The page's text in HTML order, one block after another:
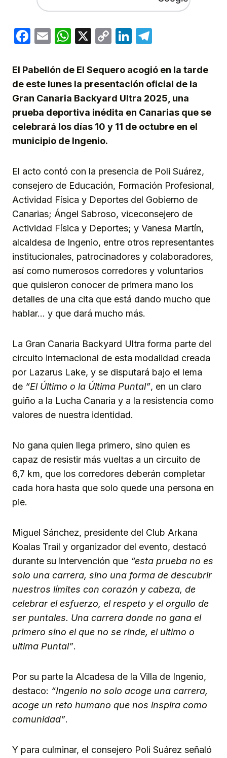
Facebook
EmailWhatsApp
X
CopyLinkedIn
El Pabellón de El Sequero acogió en la tarde
de este lunes la presentación oficial de la
Gran Canaria Backyard Ultra 2025, una
prueba deportiva inédita en Canarias que se
celebrará los días 10 y 11 de octubre en el
municipio de Ingenio.
El acto contó con la presencia de Poli Suárez,
consejero de Educación, Formación Profesional,
Actividad Física y Deportes del Gobierno de
Canarias; Ángel Sabroso, viceconsejero de
Actividad Física y Deportes; y Vanesa Martín,
alcaldesa de Ingenio, entre otros representantes
institucionales, patrocinadores y colaboradores,
así como numerosos corredores y voluntarios
que quisieron conocer de primera mano los
detalles de una cita que está dando mucho que
hablar… y que dará mucho más.
La Gran Canaria Backyard Ultra forma parte del
circuito internacional de esta modalidad creada
por Lazarus Lake, y se disputará bajo el lema
de “El Último o la Última Puntal”, en un claro
guiño a la Lucha Canaria y a la resistencia como
valores de nuestra identidad.
No gana quien llega primero, sino quien es
capaz de resistir más vueltas a un circuito de
6,7 km, que los corredores deberán completar
cada hora hasta que solo quede una persona en
pie.
Miguel Sánchez, presidente del Club Arkana
Koalas Trail y organizador del evento, destacó
durante su intervención que “esta prueba no es
solo una carrera, sino una forma de descubrir
nuestros límites con corazón y cabeza, de
celebrar el esfuerzo, el respeto y el orgullo de
ser puntales. Una carrera donde no gana el
primero sino el que no se rinde, el ultimo o
ultima Puntal”.
Por su parte la Alcadesa de la Villa de Ingenio,
destaco: “Ingenio no solo acoge una carrera,
acoge un reto humano que nos inspira como
comunidad”.
Y para culminar, el consejero Poli Suárez señaló